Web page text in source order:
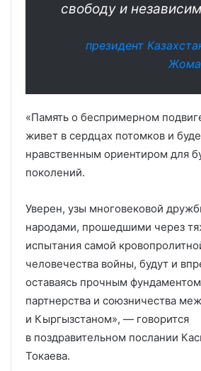
свободу и
президент
«Память о беспримерном
живет в сердцах потомков и
нравственным ориентиром для
поколений.
Уверен, узы многовековой
народами, прошедшими через
испытания самой
человечества войны, будут и
оставаясь прочным фундаментом
партнерства и союзничества
и Кыргызстаном», — говорится
в поздравительном послании
Токаева.